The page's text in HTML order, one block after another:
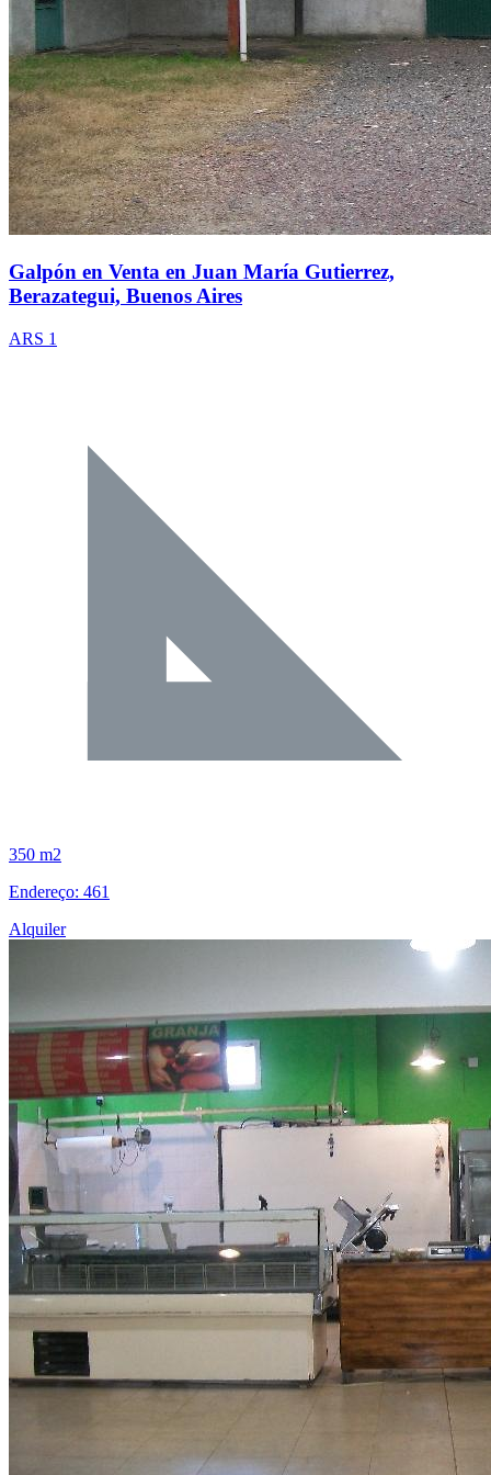
Galpón en Venta en Juan María Gutierrez,
Berazategui, Buenos Aires
ARS 1
350 m2
Endereço: 461
Alquiler